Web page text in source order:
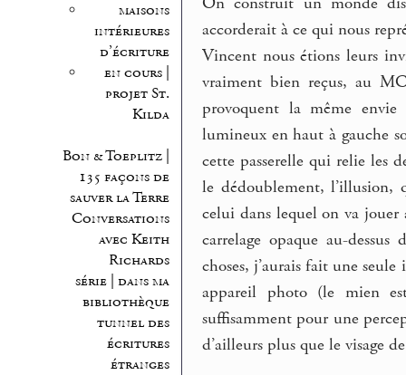
maisons
intérieures
d’écriture
en cours |
projet St.
Kilda
Bon & Toeplitz |
135 façons de
sauver la Terre
Conversations
avec Keith
Richards
série | dans ma
bibliothèque
tunnel des
écritures
étranges
accorderait à ce qui nous
Vincent nous étions leurs
vraiment bien reçus, au
provoquent la même
lumineux en haut à gauche
cette passerelle qui relie les
le dédoublement, l’illusion,
celui dans lequel on va jouer
carrelage opaque au-
choses, j’aurais fait une
appareil photo (le mien
suffisamment pour une
d’ailleurs plus que le visage